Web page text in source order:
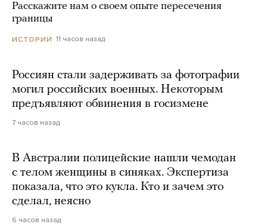
Расскажите нам о своем опыте пересечения
границы
ИСТОРИИ 11 часов назад
Россиян стали задерживать за фотографии
могил российских военных. Некоторым
предъявляют обвинения в госизмене
7 часов назад
В Австралии полицейские нашли чемодан
с телом женщины в синяках. Экспертиза
показала, что это кукла. Кто и зачем это
сделал, неясно
6 часов назад